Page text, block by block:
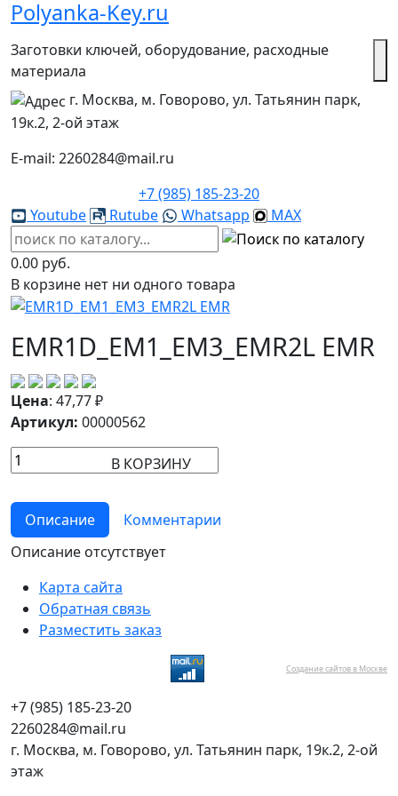
Polyanka-Key.ru
Заготовки ключей, оборудование, расходные
материала
г. Москва, м. Говорово, ул. Татьянин парк,
19к.2, 2-ой этаж
E-mail: 2260284@mail.ru
+7 (985) 185-23-20
Youtube
Rutube Whatsapp MAX
0.00 руб.
В корзине нет ни одного товара
EMR1D_EM1_EM3_EMR2L EMR
Цена: 47,77₽
Артикул: 00000562
В КОРЗИНУ
Описание
Комментарии
Описание отсутствует
Карта сайта
Обратная связь
Разместить заказ
Создание сайтов в Москве
+7 (985) 185-23-20
2260284@mail.ru
г. Москва, м. Говорово, ул. Татьянин парк, 19к.2, 2-ой
этаж